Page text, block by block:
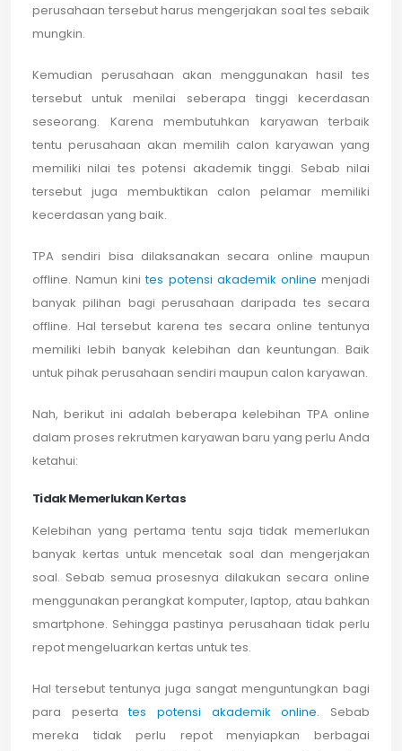
perusahaan tersebut harus mengerjakan soal tes sebaik
mungkin.
Kemudian perusahaan akan menggunakan hasil tes
tersebut untuk menilai seberapa tinggi kecerdasan
seseorang. Karena membutuhkan karyawan terbaik
tentu perusahaan akan memilih calon karyawan yang
memiliki nilai tes potensi akademik tinggi. Sebab nilai
tersebut juga membuktikan calon pelamar memiliki
kecerdasan yang baik.
TPA sendiri bisa dilaksanakan secara online maupun
offline. Namun kinites potensi akademik online menjadi
banyak pilihan bagi perusahaan daripada tes secara
offline. Hal tersebut karena tes secara online tentunya
memiliki lebih banyak kelebihan dan keuntungan. Baik
untuk pihak perusahaan sendiri maupun calon karyawan.
Nah, berikut ini adalah beberapa kelebihan TPA online
dalam proses rekrutmen karyawan baru yang perlu Anda
ketahui:
Tidak Memerlukan Kertas
Kelebihan yang pertama tentu saja tidak memerlukan
banyak kertas untuk mencetak soal dan mengerjakan
soal. Sebab semua prosesnya dilakukan secara online
menggunakan perangkat komputer, laptop, atau bahkan
smartphone. Sehingga pastinya perusahaan tidak perlu
repot mengeluarkan kertas untuk tes.
Hal tersebut tentunya juga sangat menguntungkan bagi
para pesertates potensi akademik online. Sebab
mereka tidak perlu repot menyiapkan berbagai